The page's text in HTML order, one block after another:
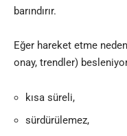
barındırır.
Eğer hareket etme
onay, trendler)
kısa süreli,
sürdürülemez,